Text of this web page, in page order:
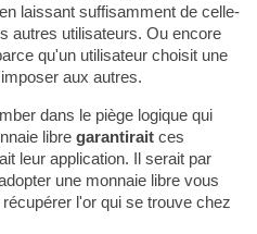
laissant suffisamment de celle-
autres utilisateurs. Ou encore
qu'un utilisateur choisit une
aux autres.
dans le piège logique qui
libre garantiraitces
leur application. Il serait par
une monnaie libre vous
l'or qui se trouve chez